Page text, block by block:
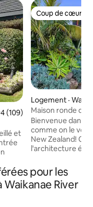
plus aimés
moyenne de 4,94 sur 5,
(109)
et
Coup de cœur
Coup de cœur
Logement ·
Maison ronde de
Bienvenue dans
comme on le voit
New Zealand!
l'architecture
tropicaux
imprenable. Détendez-vous dans le spa,
prenez une
pour les
River